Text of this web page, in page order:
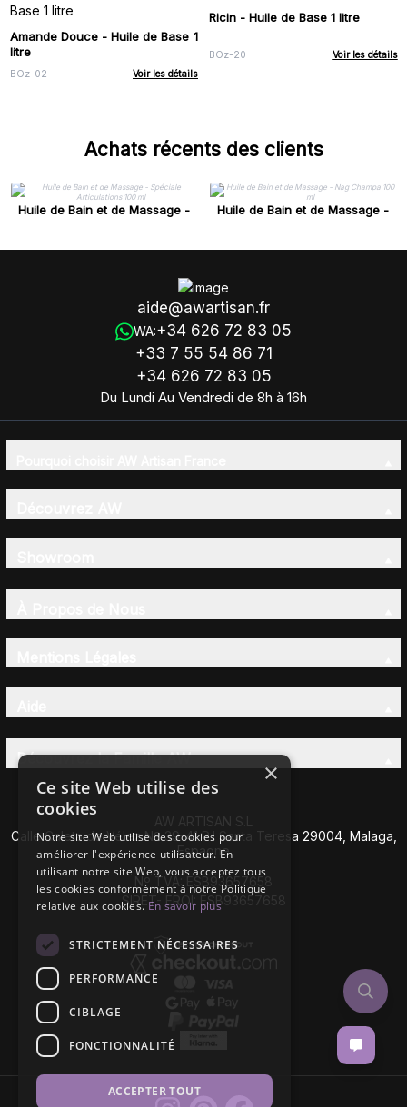
Amande Douce - Huile de Base 1
litre
BOz-02 Voir les détails
Ricin - Huile de Base 1 litre
BOz-20 Voir les détails
Achats récents des clients
Huile de Bain et de Massage -
Huile de Bain et de Massage -
aide@awartisan.fr
WA:+34 626 72 83 05
+33 7 55 54 86 71
+34 626 72 83 05
Du Lundi Au Vendredi de 8h à 16h
Découvrez la Famille AW
AW ARTISAN S.L
Calle Caleta de Vélez Nº 39-41 P.I Santa Teresa 29004, Malaga,
Espagne
Nº TVA: ESB93657658
SIRET- EROI: ESB93657658
×
Ce site Web utilise des
cookies
Notre site Web utilise des cookies pour
améliorer l'expérience utilisateur. En
utilisant notre site Web, vous acceptez tous
les cookies conformément à notre Politique
relative aux cookies.En savoir plus
STRICTEMENT NÉCESSAIRES
PERFORMANCE
CIBLAGE
FONCTIONNALITÉ
ACCEPTER TOUT